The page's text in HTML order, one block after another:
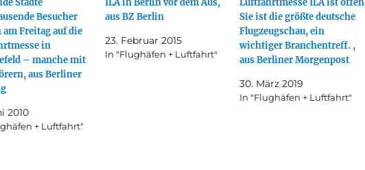
Städte
Besucher
am Freitag auf die
in
– manche mit
aus Berliner
2010
+ Luftfahrt"
ILA in Berlin vor dem Aus,
aus BZ Berlin
23. Februar 2015
In "Flughäfen + Luftfahrt"
Luftfahrtmesse ILA ist offen
Sie ist die größte deutsche
Flugzeugschau, ein
wichtiger Branchentreff. ,
aus Berliner Morgenpost
30. März 2019
In "Flughäfen + Luftfahrt"